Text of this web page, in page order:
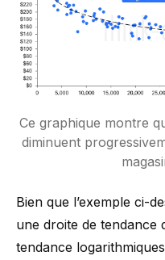
Ce graphique montre
diminuent
Bien que l’exemple ci-
une droite de tendance
tendance